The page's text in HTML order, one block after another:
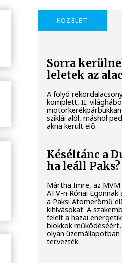
KÖZÉLET
Sorra
leletek az
A folyó
komplett, II.
sziklái alól, máshol
akna került elő.
Késéltánc a
ha leáll Paks?
Mártha Imre, az
ATV-n Rónai
a Paksi Atomerőmű
kihívásokat. A
felelt a hazai
blokkok
olyan
tervezték.